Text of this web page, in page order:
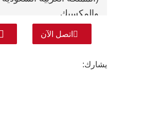
والمكسيك.
اتصل الآن
يشارك: